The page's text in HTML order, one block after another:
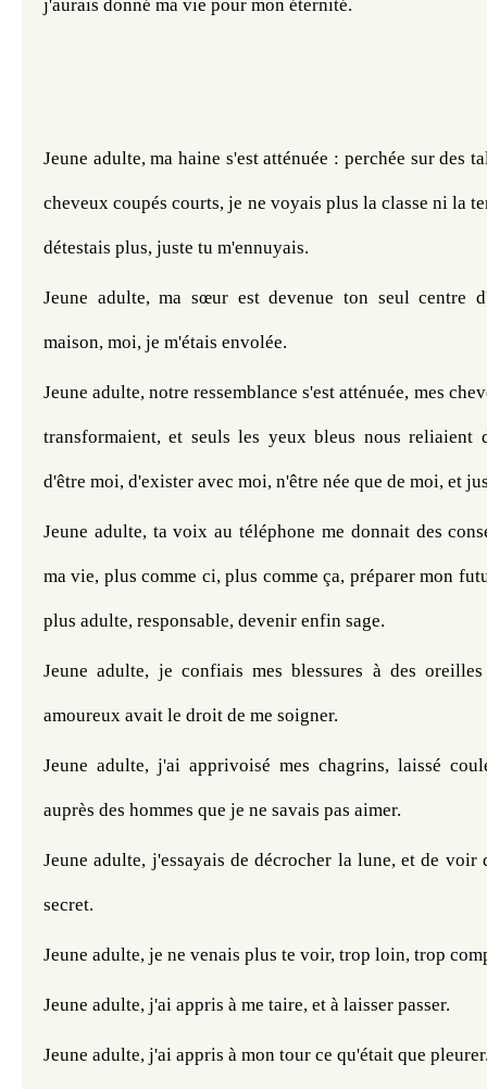
j'aurais donné ma vie pour mon éternité.
Jeune adulte, ma haine s'est atténuée : perchée sur des
cheveux coupés courts, je ne voyais plus la classe ni la
détestais plus, juste tu m'ennuyais.
Jeune adulte, ma sœur est devenue ton seul centre
maison, moi, je m'étais envolée.
Jeune adulte, notre ressemblance s'est atténuée, mes
transformaient, et seuls les yeux bleus nous reliaient
d'être moi, d'exister avec moi, n'être née que de moi, et
Jeune adulte, ta voix au téléphone me donnait des
ma vie, plus comme ci, plus comme ça, préparer mon
plus adulte, responsable, devenir enfin sage.
Jeune adulte, je confiais mes blessures à des
amoureux avait le droit de me soigner.
Jeune adulte, j'ai apprivoisé mes chagrins, laissé
auprès des hommes que je ne savais pas aimer.
Jeune adulte, j'essayais de décrocher la lune, et de voir
secret.
Jeune adulte, je ne venais plus te voir, trop loin, trop
Jeune adulte, j'ai appris à me taire, et à laisser passer.
Jeune adulte, j'ai appris à mon tour ce qu'était que